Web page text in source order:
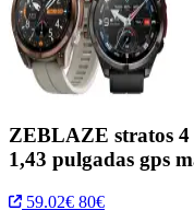
ZEBLAZE stratos 4
1,43 pulgadas gps
59.02€ 80€